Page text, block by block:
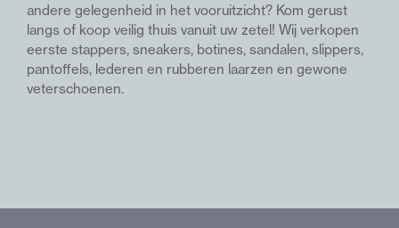
andere gelegenheid in het vooruitzicht? Kom gerust
langs of koop veilig thuis vanuit uw zetel! Wij verkopen
eerste stappers, sneakers, botines, sandalen, slippers,
pantoffels, lederen en rubberen laarzen en gewone
veterschoenen.